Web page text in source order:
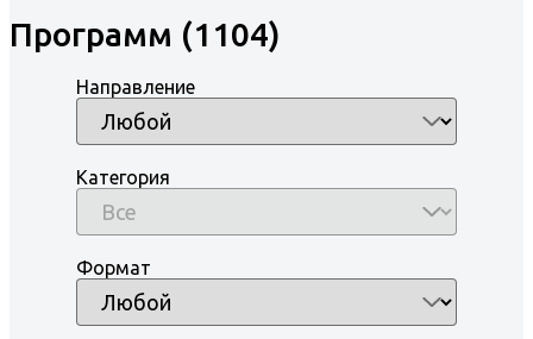
Программ (1104)
Направление
Категория
Формат